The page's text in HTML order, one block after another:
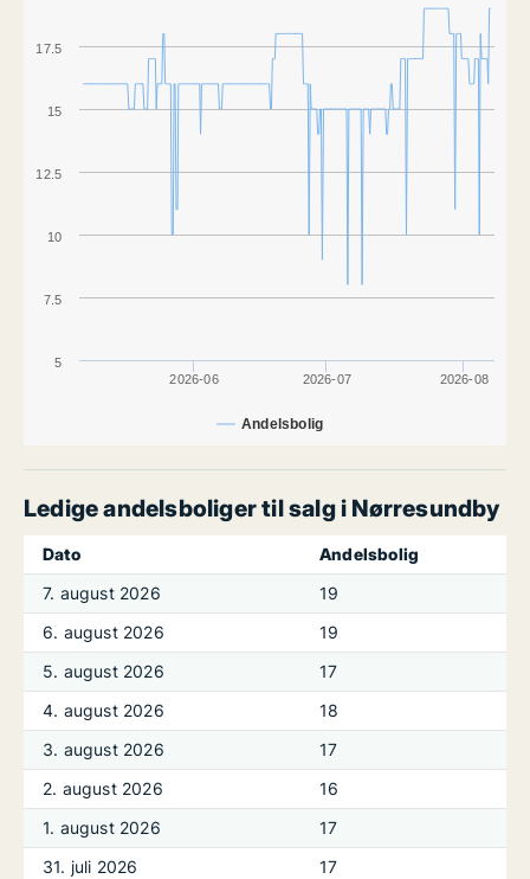
Andelsbolig
2026-06 2026-07 2026-08
5
7.5
10
12.5
15
17.5
Ledige andelsboliger til salg i Nørresundby
Dato
Andelsbolig
7. august 2026
19
6. august 2026
19
5. august 2026
17
4. august 2026
18
3. august 2026
17
2. august 2026
16
1. august 2026
17
31. juli 2026
17